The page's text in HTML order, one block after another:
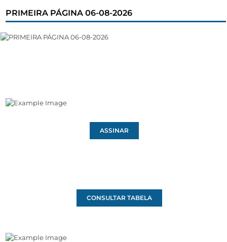
PRIMEIRA PÁGINA 06-08-2026
ASSINAR
CONSULTAR TABELA